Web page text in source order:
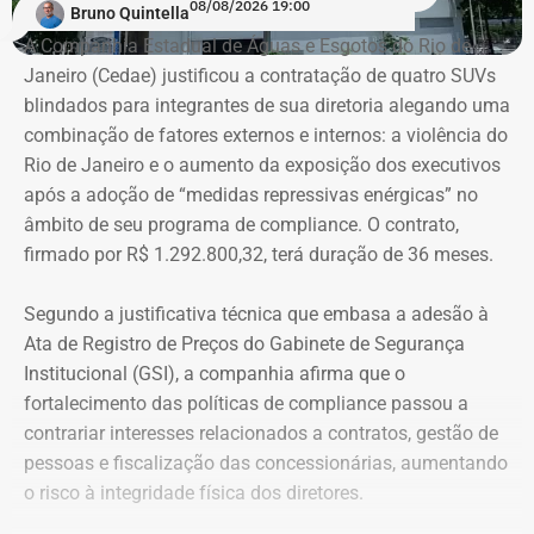
Os dadosforam extraídos do Portal da Transparência e
do Sistema de Execução Orçamentária e Financeira do
Estado do Rio de Janeiro (SIAFE-RJ)
Aumento de gastos com viagens ao
exterior
Entre janeiro de 2022 e 14 de julho de 2026, a base
estadual registrou R$ 84,13 milhões em pagamentos
relacionados a diárias. Desse total, R$ 69,45 milhões
foram contabilizados como deslocamentos dentro do
país e R$ 14,68 milhões como viagens ao exterior.
O aumento dos gastos acompanha o crescimento no
número de viagens: em 2025, o governo autorizou quase
21 mil diárias, frente às cerca de 15 mil registradas no
Bruno Quintella08/08/2026 19:00
A Companhia Estadual de Águas e Esgotos do Rio de
Janeiro (Cedae) justificou a contratação de quatro SUVs
blindados para integrantes de sua diretoria alegando uma
combinação de fatores externos e internos: a violência do
Rio de Janeiro e o aumento da exposição dos executivos
após a adoção de “medidas repressivas enérgicas” no
âmbito de seu programa de compliance. O contrato,
firmado por R$ 1.292.800,32, terá duração de 36 meses.
Segundo a justificativa técnica que embasa a adesão à
Ata de Registro de Preços do Gabinete de Segurança
Institucional (GSI), a companhia afirma que o
fortalecimento das políticas de compliance passou a
contrariar interesses relacionados a contratos, gestão de
pessoas e fiscalização das concessionárias, aumentando
o risco à integridade física dos diretores.